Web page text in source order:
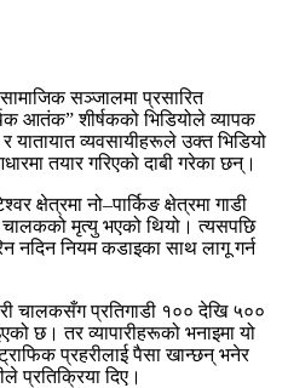
सञ्जालमा प्रसारित
आतंक” शीर्षकको भिडियोले व्यापक
र यातायात व्यवसायीहरूले उक्त भिडियो
तयार गरिएको दाबी गरेका छन्।
क्षेत्रमा नो–पार्किङ क्षेत्रमा गाडी
चालकको मृत्यु भएको थियो। त्यसपछि
नदिन नियम कडाइका साथ लागू गर्न
चालकसँग प्रतिगाडी १०० देखि ५००
छ। तर व्यापारीहरूको भनाइमा यो
प्रहरीलाई पैसा खान्छन् भनेर
प्रतिक्रिया दिए।